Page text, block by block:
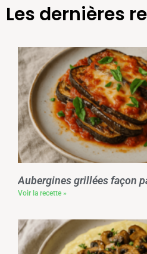
Les dernières
Aubergines grillées façon
Voir la recette »